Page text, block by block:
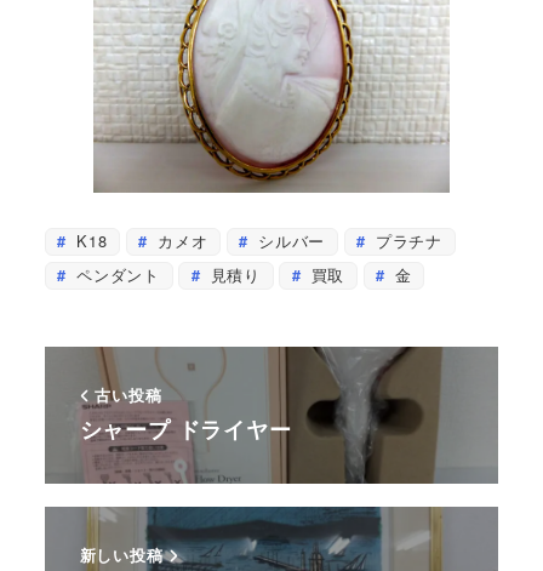
K18 カメオ シルバー
プラチナ
ペンダント
見積り 買取 金
古い投稿
シャープ ドライヤー
新しい投稿